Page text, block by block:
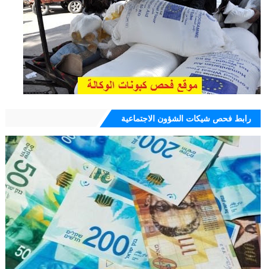
رابط فحص شيكات الشؤون الاجتماعية